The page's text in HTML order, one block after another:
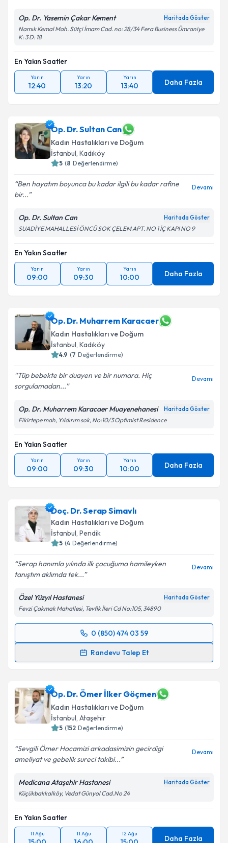
Op. Dr. Yasemin Çakar Kement Haritada Göster
Namık Kemal Mah. Sütçi İmam Cad. no: 28/34 Fera Business Ümraniye
K: 3 D: 18
En Yakın Saatler
Yarın
12:40
Yarın
13:20
Yarın
13:40 Daha Fazla
Op. Dr. Sultan Can
Kadın Hastalıkları ve Doğum
İstanbul, Kadıköy
5 (8 Değerlendirme)
Ben hayatım boyunca bu kadar ilgili bu kadar rafine
bir...
Devamı
Op. Dr. Sultan Can Haritada Göster
SUADİYE MAHALLESİ ÖNCÜ SOK ÇELEM APT. NO 1 İÇ KAPI NO 9
En Yakın Saatler
Yarın
09:00
Yarın
09:30
Yarın
10:00 Daha Fazla
Op. Dr. Muharrem Karacaer
Kadın Hastalıkları ve Doğum
İstanbul, Kadıköy
4.9 (7 Değerlendirme)
Tüp bebekte bir duayen ve bir numara. Hiç
sorgulamadan...
Devamı
Op. Dr. Muharrem Karacaer Muayenehanesi Haritada Göster
Fikirtepe mah, Yıldırım sok, No:10/3 Optimist Residence
En Yakın Saatler
Yarın
09:00
Yarın
09:30
Yarın
10:00 Daha Fazla
Doç. Dr. Serap Simavlı
Kadın Hastalıkları ve Doğum
İstanbul, Pendik
5 (4 Değerlendirme)
Serap hanımla yılında ilk çocuğuma hamileyken
tanıştım aklımda tek...
Devamı
Özel Yüzyıl Hastanesi Haritada Göster
Fevzi Çakmak Mahallesi, Tevfik İleri Cd No:105, 34890
0 (850) 474 03 59
Randevu Talep Et
Randevu Takvimi Talebi
takvim hazırlandığında e-posta ile bilgilendireceğiz.
E-posta Adresiniz
Kişisel verilerimin işlenmesine ilişkin
kapsamda işlenmesini kabul ediyorum.
Op. Dr. Ömer İlker Göçmen
Kadın Hastalıkları ve Doğum
İstanbul, Ataşehir
5 (152 Değerlendirme)
Sevgili Ömer Hocamizi arkadasimizin gecirdigi
ameliyat ve gebelik sureci takibi...
Devamı
Medicana Ataşehir Hastanesi Haritada Göster
Küçükbakkalköy, Vedat Günyol Cad.No 24
En Yakın Saatler
11 Ağu 11 Ağu 12 Ağu
Daha Fazla